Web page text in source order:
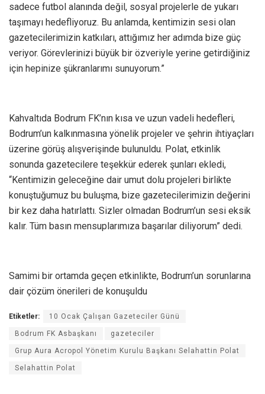
sadece futbol alanında değil, sosyal projelerle de yukarı
taşımayı hedefliyoruz. Bu anlamda, kentimizin sesi olan
gazetecilerimizin katkıları, attığımız her adımda bize güç
veriyor. Görevlerinizi büyük bir özveriyle yerine getirdiğiniz
için hepinize şükranlarımı sunuyorum.”
Kahvaltıda Bodrum FK’nın kısa ve uzun vadeli hedefleri,
Bodrum’un kalkınmasına yönelik projeler ve şehrin ihtiyaçları
üzerine görüş alışverişinde bulunuldu. Polat, etkinlik
sonunda gazetecilere teşekkür ederek şunları ekledi,
“Kentimizin geleceğine dair umut dolu projeleri birlikte
konuştuğumuz bu buluşma, bize gazetecilerimizin değerini
bir kez daha hatırlattı. Sizler olmadan Bodrum’un sesi eksik
kalır. Tüm basın mensuplarımıza başarılar diliyorum” dedi.
Samimi bir ortamda geçen etkinlikte, Bodrum’un sorunlarına
dair çözüm önerileri de konuşuldu
Etiketler: 10 Ocak Çalışan Gazeteciler Günü
Bodrum FK Asbaşkanı gazeteciler
Grup Aura Acropol Yönetim Kurulu Başkanı Selahattin Polat
Selahattin Polat